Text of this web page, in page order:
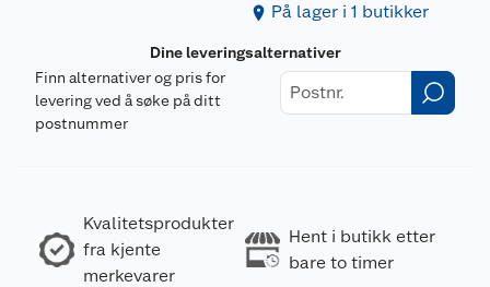
På lager i 1 butikker
Dine leveringsalternativer
Finn alternativer og pris for
levering ved å søke på ditt
postnummer
Kvalitetsprodukter
fra kjente
merkevarer
Hent i butikk etter
bare to timer